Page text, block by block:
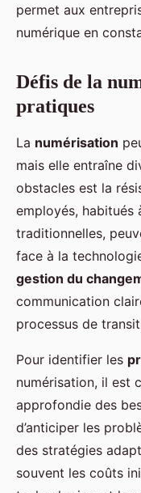
permet aux
numérique en
Défis de la
pratiques
La numérisation
mais elle entraîne
obstacles est la
employés, habitués
traditionnelles,
face à la
gestion du
communication
processus de
Pour identifier les
numérisation, il est
approfondie des
d’anticiper les
des stratégies
souvent les coûts